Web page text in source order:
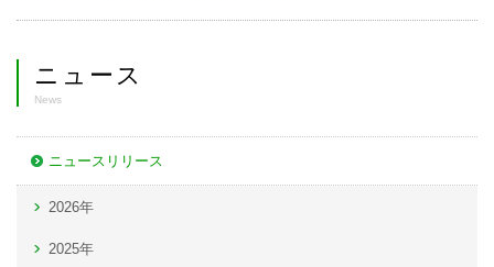
ニュース
News
ニュースリリース
2026年
2025年